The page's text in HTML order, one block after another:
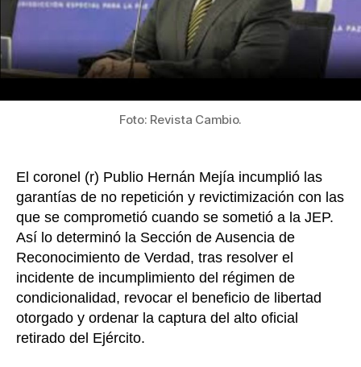
Mejía
y
un
Foto: Revista Cambio.
El coronel (r) Publio Hernán Mejía incumplió las
garantías de no repetición y revictimización con las
que se comprometió cuando se sometió a la JEP.
Así lo determinó la Sección de Ausencia de
Reconocimiento de Verdad, tras resolver el
incidente de incumplimiento del régimen de
condicionalidad, revocar el beneficio de libertad
otorgado y ordenar la captura del alto oficial
retirado del Ejército.